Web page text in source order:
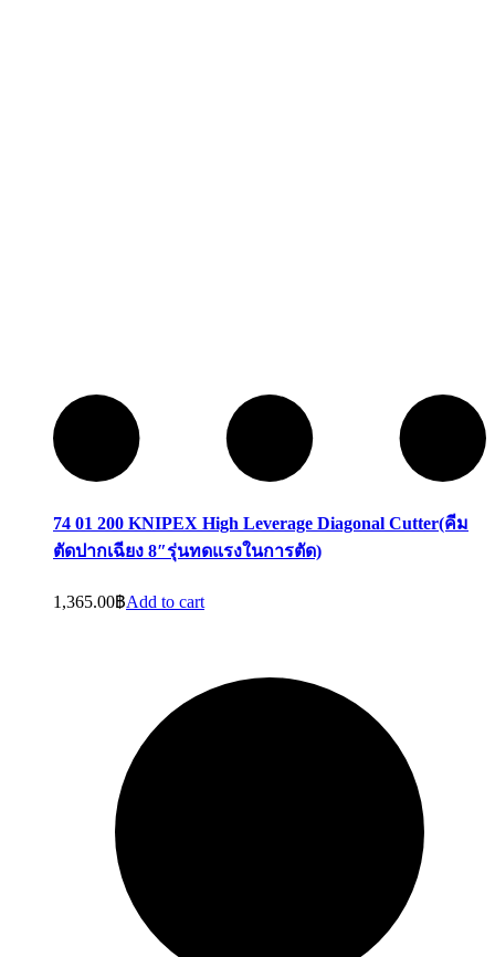
74 01 200 KNIPEX High Leverage Diagonal Cutter(คีม
ตัดปากเฉียง 8″รุ่นทดแรงในการตัด)
1,365.00฿Add to cart